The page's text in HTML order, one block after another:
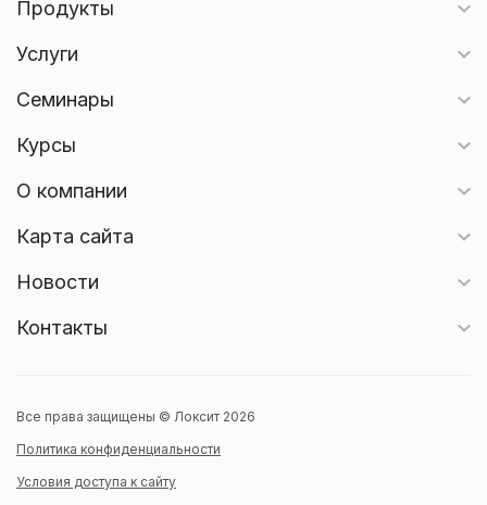
Продукты
Услуги
Семинары
Курсы
О компании
Карта сайта
Новости
Контакты
Все права защищены © Локсит 2026
Политика конфиденциальности
Условия доступа к сайту